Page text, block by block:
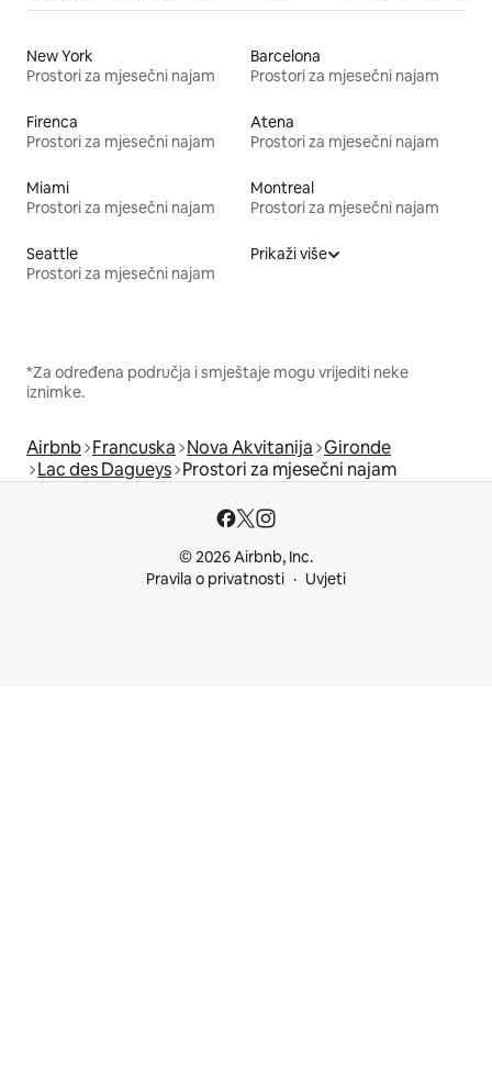
New York
Prostori za mjesečni najam
Barcelona
Prostori za mjesečni najam
Firenca
Prostori za mjesečni najam
Atena
Prostori za mjesečni najam
Miami
Prostori za mjesečni najam
Montreal
Prostori za mjesečni najam
Seattle
Prostori za mjesečni najam
Prikaži više
*Za određena područja i smještaje mogu vrijediti neke
iznimke.
Airbnb Francuska Nova Akvitanija Gironde
Lac des Dagueys Prostori za mjesečni najam
© 2026 Airbnb, Inc.
Pravila o privatnosti
Uvjeti